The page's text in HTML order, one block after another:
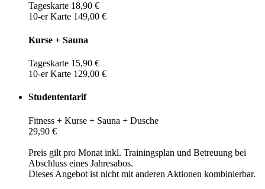
Tageskarte 18,90 €
10-er Karte 149,00 €
Kurse + Sauna
Tageskarte 15,90 €
10-er Karte 129,00 €
Studententarif
Fitness + Kurse + Sauna + Dusche
29,90 €
Preis gilt pro Monat inkl. Trainingsplan und Betreuung bei
Abschluss eines Jahresabos.
Dieses Angebot ist nicht mit anderen Aktionen kombinierbar.